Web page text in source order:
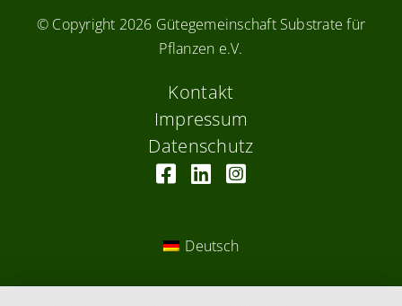
© Copyright 2026 Gütegemeinschaft Substrate für
Pflanzen e.V.
Kontakt
Impressum
Datenschutz
Deutsch